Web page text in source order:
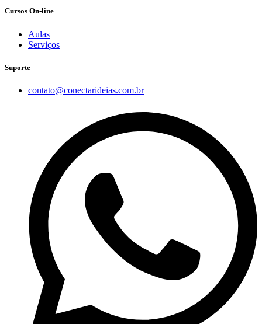
Cursos On-line
Aulas
Serviços
Suporte
contato@conectarideias.com.br